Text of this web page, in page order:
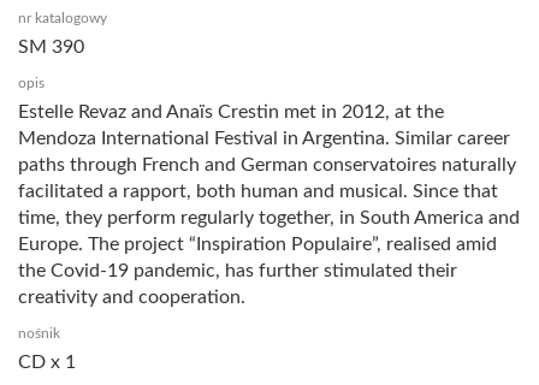
nr katalogowy
SM 390
opis
Estelle Revaz and Anaïs Crestin met in 2012, at the
Mendoza International Festival in Argentina. Similar career
paths through French and German conservatoires naturally
facilitated a rapport, both human and musical. Since that
time, they perform regularly together, in South America and
Europe. The project “Inspiration Populaire”, realised amid
the Covid-19 pandemic, has further stimulated their
creativity and cooperation.
nośnik
CD x 1